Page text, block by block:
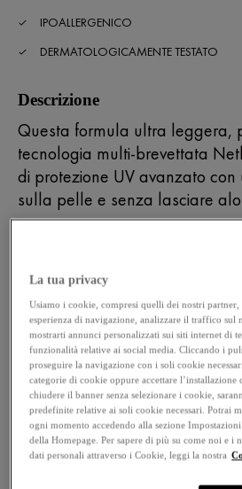
pagina.IPOALLERGENICO
DERMATOLOGICAMENTE TESTATO
Descrizione
Questa formula ultra leggera,
tecnologia multi-brevettata
di protezione UV avanzato con
sulla pelle e senza lasciare
Sviluppata per la pelle
ATTIVI PRINCIPALI
FRAZIONI DI
Rigenera e lenisce la pelle.
ACIDO IALURONICO
Per idratare a fondo la
La tua privacy
Usiamo i cookie, compresi quelli dei nostri
esperienza di navigazione, analizzare il traffico sul
mostrarti annunci personalizzati sui siti internet di
funzionalità relative ai social media. Cliccando i
proseguire la navigazione con i soli cookie
categorie di cookie oppure accettare
chiudere il banner senza selezionare i cookie,
predefinite relative ai soli cookie necessari. Potrai
ogni momento accedendo alla sezione
della Homepage. Per sapere di più su come noi e i
dati personali attraverso i Cookie, leggi la nostra